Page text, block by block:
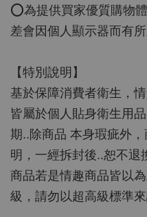
⭕️為提供買家優質購物
差會因個人顯示器而有
【特別說明】
基於保障消費者衛生，
皆屬於個人貼身衛生用
期..除商品 本身瑕疵外
明，一經拆封後..恕不退
商品若是情趣商品皆以
級，請勿以超高級標準